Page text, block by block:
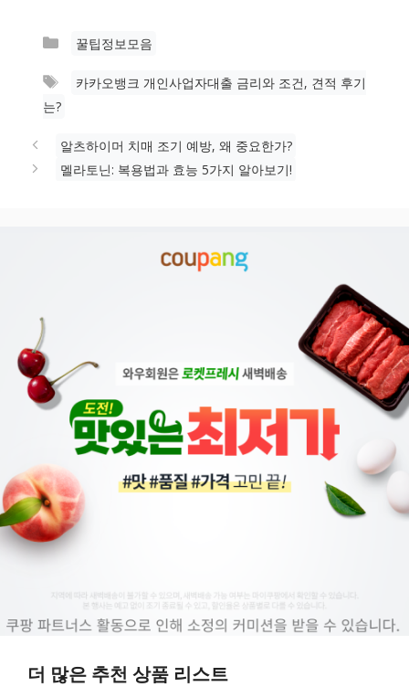
카
고
꿀팁정보모음
태
카카오뱅크 개인사업자대출 금리와 조건, 견적 후기
는?
알츠하이머 치매 조기 예방, 왜 중요한가?
멜라토닌: 복용법과 효능 5가지 알아보기!
더 많은 추천 상품 리스트